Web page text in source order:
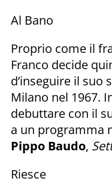
Al Bano
Proprio come il
Franco decide
d’inseguire il suo
Milano nel 1967.
debuttare con il
a un programma
Pippo Baudo,
Riesce